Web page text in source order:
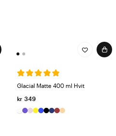
Glacial Matte 400 ml Hvit
kr 349